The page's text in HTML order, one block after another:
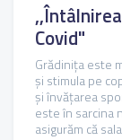
Covid"
Grădinița este
și stimula pe
și învățarea
este în sarcina
asigurăm că